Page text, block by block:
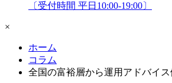
〔受付時間 平日10:00-19:00〕
×
ホーム
コラム
全国の富裕層から運用アドバイ